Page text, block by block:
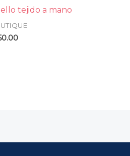
tejido a mano